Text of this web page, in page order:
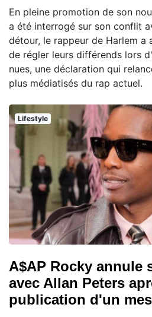
En pleine promotion de son
a été interrogé sur son conflit
détour, le rappeur de Harlem a
de régler leurs différends lors
nues, une déclaration qui
plus médiatisés du rap actuel.
Lifestyle
A$AP Rocky annule
avec Allan Peters
publication d'un